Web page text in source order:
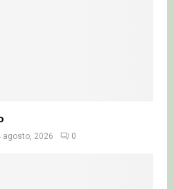
agosto, 2026 0